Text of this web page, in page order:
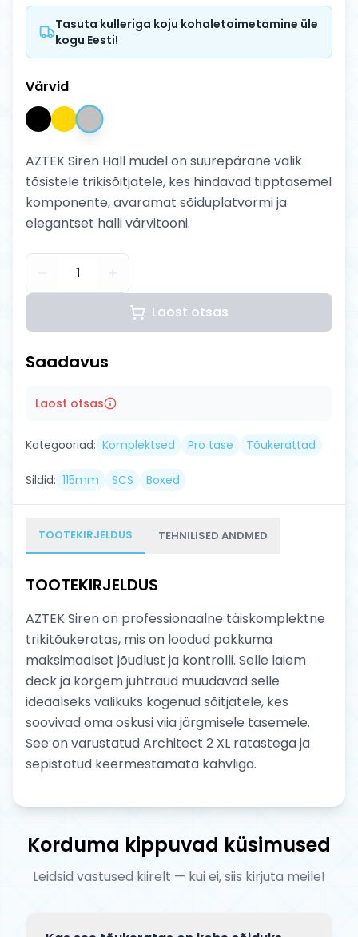
Tasuta kulleriga koju kohaletoimetamine üle
kogu Eesti!
Värvid
AZTEK Siren Hall mudel on suurepärane valik
tõsistele trikisõitjatele, kes hindavad tipptasemel
komponente, avaramat sõiduplatvormi ja
elegantset halli värvitooni.
1
Laost otsas
Saadavus
Laost otsas
Kategooriad: Komplektsed Pro tase Tõukerattad
Sildid: 115mm SCS Boxed
TOOTEKIRJELDUS TEHNILISED ANDMED
TOOTEKIRJELDUS
AZTEK Siren on professionaalne täiskomplektne
trikitõukeratas, mis on loodud pakkuma
maksimaalset jõudlust ja kontrolli. Selle laiem
deck ja kõrgem juhtraud muudavad selle
ideaalseks valikuks kogenud sõitjatele, kes
soovivad oma oskusi viia järgmisele tasemele.
See on varustatud Architect 2 XL ratastega ja
sepistatud keermestamata kahvliga.
Korduma kippuvad küsimused
Leidsid vastused kiirelt — kui ei, siis kirjuta meile!